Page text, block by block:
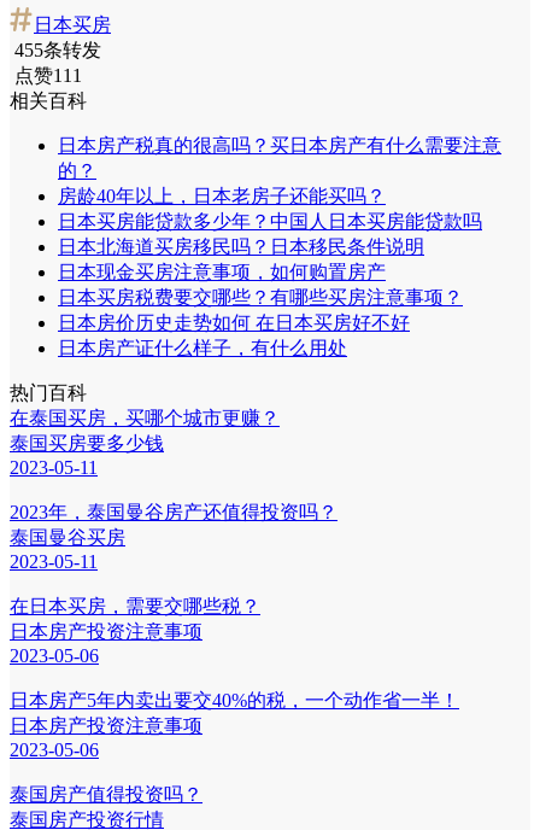
日本买房
455条转发
点赞111
相关百科
日本房产税真的很高吗？买日本房产有什么需要注意
的？
房龄40年以上，日本老房子还能买吗？
日本买房能贷款多少年？中国人日本买房能贷款吗
日本北海道买房移民吗？日本移民条件说明
日本现金买房注意事项，如何购置房产
日本买房税费要交哪些？有哪些买房注意事项？
日本房价历史走势如何 在日本买房好不好
日本房产证什么样子，有什么用处
热门百科
在泰国买房，买哪个城市更赚？
泰国买房要多少钱
2023-05-11
2023年，泰国曼谷房产还值得投资吗？
泰国曼谷买房
2023-05-11
在日本买房，需要交哪些税？
日本房产投资注意事项
2023-05-06
日本房产5年内卖出要交40%的税，一个动作省一半！
日本房产投资注意事项
2023-05-06
泰国房产值得投资吗？
泰国房产投资行情